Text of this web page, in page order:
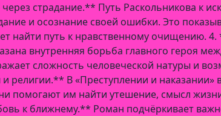
страдание.** Путь Раскольникова к
и осознание своей ошибки. Это
найти путь к нравственному очищению.
внутренняя борьба главного героя
сложность человеческой натуры и
религии.** В «Преступлении и наказании»
помогают им найти утешение, смысл
к ближнему.** Роман подчёркивает